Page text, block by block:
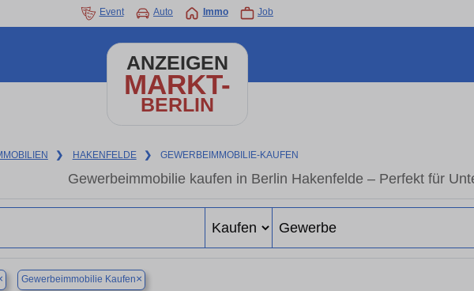
Event Auto Immo Job
ANZEIGEN
MARKT-
BERLIN
❯ HAKENFELDE ❯ GEWERBEIMMOBILIE-KAUFEN
Gewerbeimmobilie kaufen in Berlin Hakenfelde – Perfekt für
Gewerbeimmobilie Kaufen×